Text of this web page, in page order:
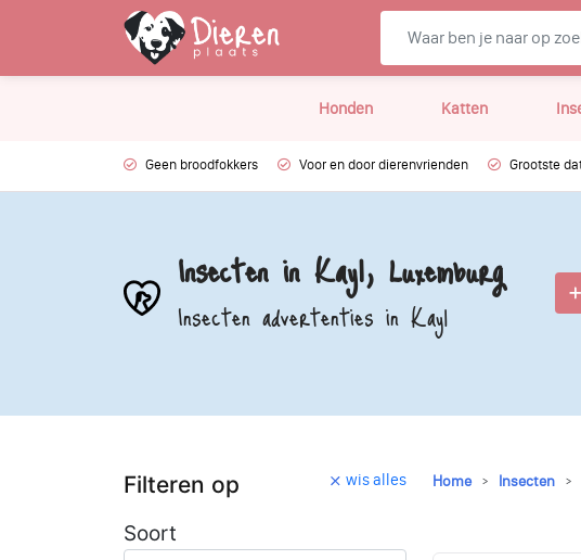
Honden Katten
Geen broodfokkers Voor en door dierenvrienden Grootste
Insecten in Kayl, Luxemburg
Insecten advertenties in Kayl
Filteren op wis alles
Soort
Home Insecten